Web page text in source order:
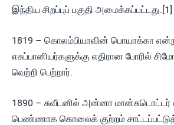
இந்திய சிறப்புப் பகுதி அமைக்கப்பட்டது.[1]
1819 – கொலம்பியாவின் பொயாக்கா
எசுப்பானியர்களுக்கு எதிரான போரில்
வெற்றி பெற்றார்.
1890 – சுவீடனில் அன்னா மான்சுடொட்டர்
பெண்ணாக கொலைக் குற்றம் சாட்டப்பட்டுத்